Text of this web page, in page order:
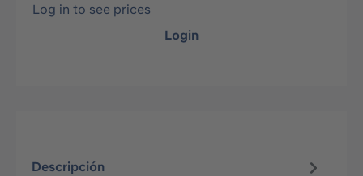
Log in to see prices
Login
Descripción